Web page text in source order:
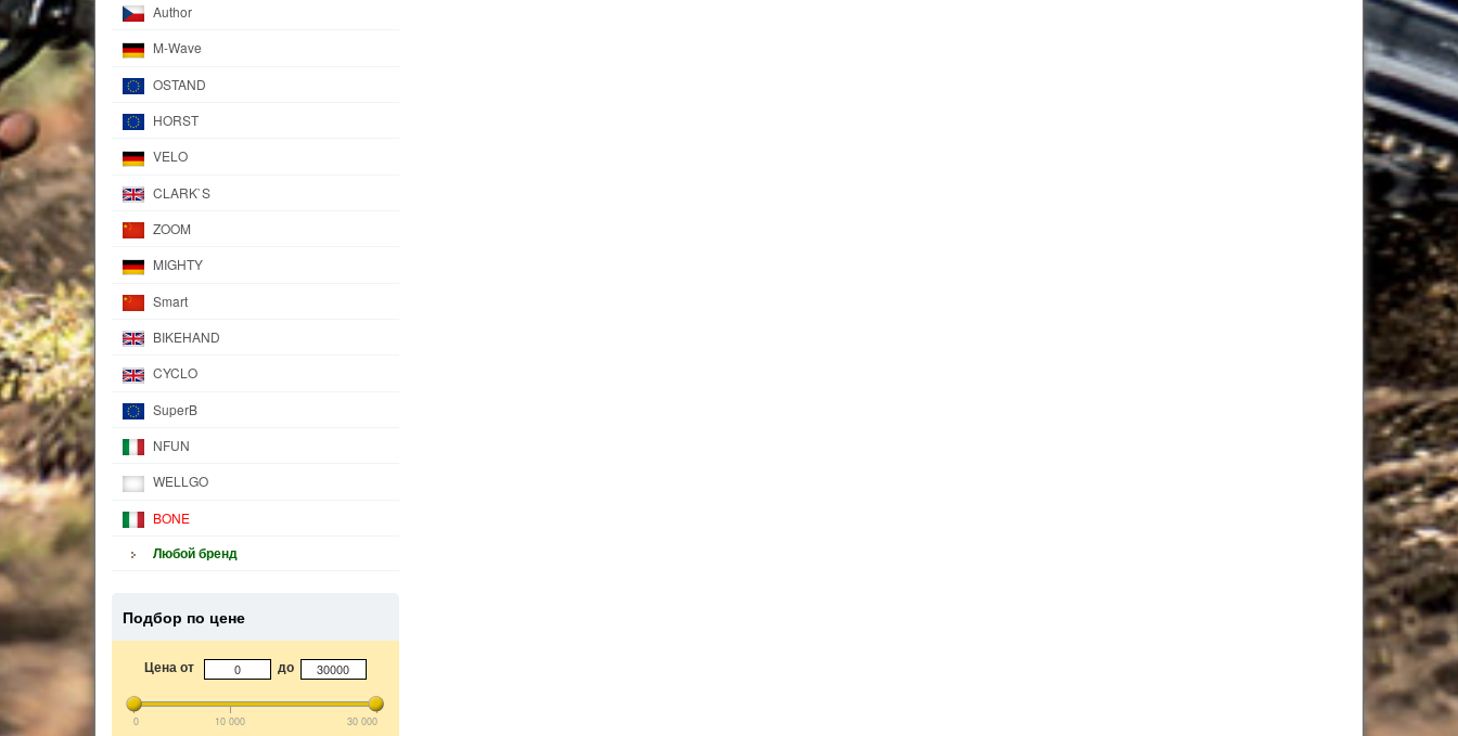
Author
M-Wave
OSTAND
HORST
VELO
CLARK`S
ZOOM
MIGHTY
Smart
BIKEHAND
CYCLO
SuperB
NFUN
WELLGO
BONE
Любой бренд
Подбор по цене
Цена от до
0 10 000 30 000